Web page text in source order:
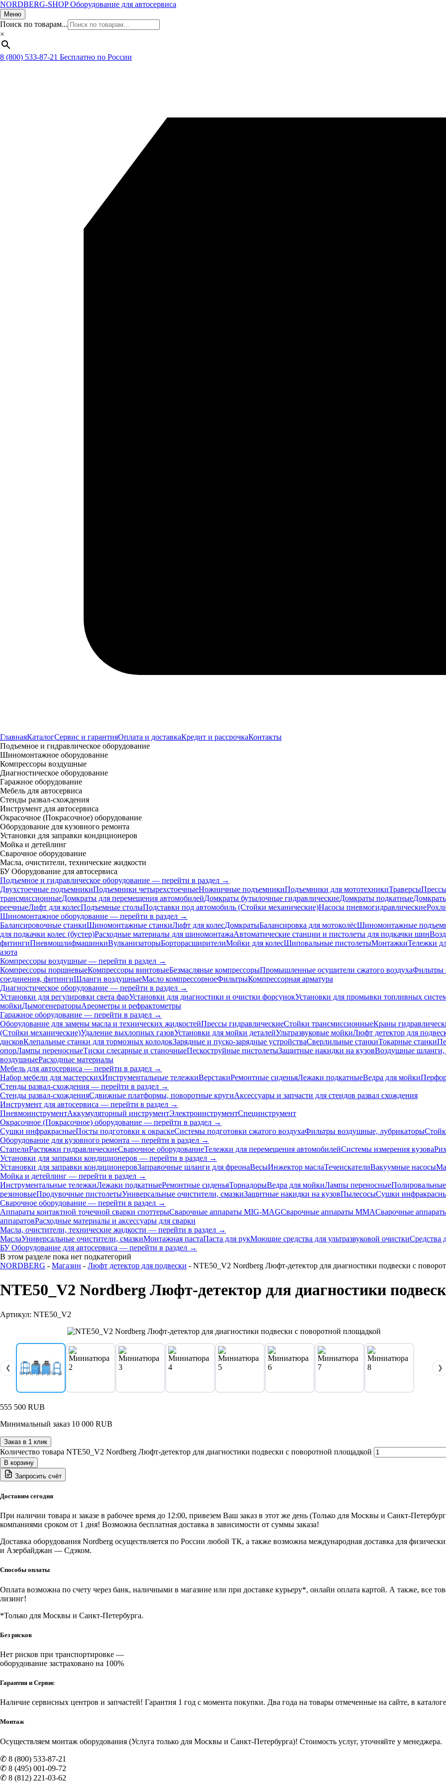
NORDBERG-SHOP Оборудование для автосервиса
Меню
Поиск по товарам...
×
8 (800) 533-87-21 Бесплатно по России
ГлавнаяКаталогСервис и гарантияОплата и доставкаКредит и рассрочкаКонтакты
Подъемное и гидравлическое оборудование
Шиномонтажное оборудование
Компрессоры воздушные
Диагностическое оборудование
Гаражное оборудование
Мебель для автосервиса
Стенды развал-схождения
Инструмент для автосервиса
Окрасочное (Покрасочное) оборудование
Оборудование для кузовного ремонта
Установки для заправки кондиционеров
Мойка и детейлинг
Сварочное оборудование
Масла, очистители, технические жидкости
БУ Оборудование для автосервиса
Подъемное и гидравлическое оборудование — перейти в раздел →
Двухстоечные подъемникиПодъемники четырехстоечныеНожничные подъемникиПодъемники для мототехникиТраверсы
трансмиссионныеДомкраты для перемещения автомобилейДомкраты бутылочные гидравлическиеДомкраты подкатные
реечныеЛифт для колесПодъемные столыПодставки под автомобиль (Стойки механические)Насосы пневмогидравлические
Шиномонтажное оборудование — перейти в раздел →
Балансировочные станкиШиномонтажные станкиЛифт для колесДомкратыБалансировка для мотоколёсШиномонтажные
для подкачки колес (бустер)Расходные материалы для шиномонтажаАвтоматические станции и пистолеты для подкачки шин
фитингиПневмошлифмашинкиВулканизаторыБорторасширителиМойки для колесШиповальные пистолетыМонтажкиТележки
азота
Компрессоры воздушные — перейти в раздел →
Компрессоры поршневыеКомпрессоры винтовыеБезмасляные компрессорыПромышленные осушители сжатого воздухаФильтры
соединения, фитингиШланги воздушныеМасло компрессорноеФильтрыКомпрессорная арматура
Диагностическое оборудование — перейти в раздел →
Установки для регулировки света фарУстановки для диагностики и очистки форсунокУстановки для промывки топливных
мойкиДымогенераторыАреометры и рефрактометры
Гаражное оборудование — перейти в раздел →
Оборудование для замены масла и технических жидкостейПрессы гидравлическиеСтойки трансмиссионныеКраны
(Стойки механические)Удаление выхлопных газовУстановки для мойки деталейУльтразвуковые мойкиЛюфт детектор для
дисковКлепальные станки для тормозных колодокЗарядные и пуско-зарядные устройстваСверлильные станкиТокарные станки
опорЛампы переносныеТиски слесарные и станочныеПескоструйные пистолетыЗащитные накидки на кузовВоздушные шланги,
воздушныеРасходные материалы
Мебель для автосервиса — перейти в раздел →
Набор мебели для мастерскихИнструментальные тележкиВерстакиРемонтные сиденьяЛежаки подкатныеВедра для мойки
Стенды развал-схождения — перейти в раздел →
Стенды развал-схожденияСдвижные платформы, поворотные кругиАксессуары и запчасти для стендов развал схождения
Инструмент для автосервиса — перейти в раздел →
ПневмоинструментАккумуляторный инструментЭлектроинструментСпецинструмент
Окрасочное (Покрасочное) оборудование — перейти в раздел →
Сушки инфракрасныеПосты подготовки к окраскеСистемы подготовки сжатого воздухаФильтры воздушные, лубрикаторы
Оборудование для кузовного ремонта — перейти в раздел →
СтапелиРастяжки гидравлическиеСварочное оборудованиеТележки для перемещения автомобилейСистемы измерения кузова
Установки для заправки кондиционеров — перейти в раздел →
Установки для заправки кондиционеровЗаправочные шланги для фреонаВесыИнжектор маслаТечеискателиВакуумные насосы
Мойка и детейлинг — перейти в раздел →
Инструментальные тележкиЛежаки подкатныеРемонтные сиденьяТорнадорыВедра для мойкиЛампы переносные
резиновыеПродувочные пистолетыУниверсальные очистители, смазкиЗащитные накидки на кузовПылесосыСушки
Сварочное оборудование — перейти в раздел →
Аппараты контактной точечной сварки cпоттерыСварочные аппараты MIG-MAGСварочные аппараты MMAСварочные
аппаратовРасходные материалы и аксессуары для сварки
Масла, очистители, технические жидкости — перейти в раздел →
МаслаУниверсальные очистители, смазкиМонтажная пастаПаста для рукМоющие средства для ультразвуковой очисткиСредства
БУ Оборудование для автосервиса — перейти в раздел →
В этом разделе пока нет подкатегорий
NORDBERG - Магазин - Люфт детектор для подвески - NTE50_V2 Nordberg Люфт-детектор для диагностики подвески с
NTE50_V2 Nordberg Люфт-детектор для диагностики
Артикул: NTE50_V2
❮ ❯
555 500 RUB
Минимальный заказ 10 000 RUB
Заказ в 1 клик
Количество товара NTE50_V2 Nordberg Люфт-детектор для диагностики подвески с поворотной площадкой
В корзину
Запросить счёт
Доставим сегодня
При наличии товара и заказе в рабочее время до 12:00, привезем Ваш заказ в этот же день (Только для Москвы и Санкт-
компаниями сроком от 1 дня! Возможна бесплатная доставка в зависимости от суммы заказа!
Доставка оборудования Nordberg осуществляется по России любой ТК, а также возможна международная доставка для
и Азербайджан — Сдэком.
Способы оплаты
Оплата возможна по счету через банк, наличными в магазине или при доставке курьеру*, онлайн оплата картой. А также, все
лизинг!
*Только для Москвы и Санкт-Петербурга.
Без рисков
Нет рисков при транспортировке —
оборудование застраховано на 100%
Гарантия и Сервис
Наличие сервисных центров и запчастей! Гарантия 1 год с момента покупки. Два года на товары отмеченные на сайте, в
Монтаж
Осуществляем монтаж оборудования (Услуга только для Москвы и Санкт-Петербурга)! Стоимость услуг, уточняйте у менеджера.
✆ 8 (800) 533-87-21
✆ 8 (495) 001-09-72
✆ 8 (812) 221-03-62